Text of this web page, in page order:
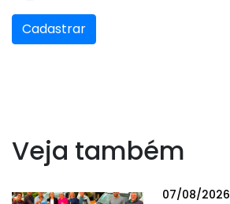
Cadastrar
Veja também
07/08/2026